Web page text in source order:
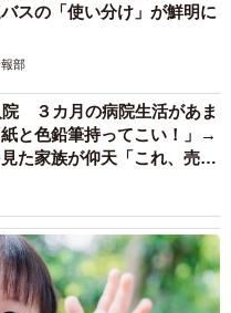
スの「使い分け」が鮮明に
部
院 ３カ月の病院生活があま
と色鉛筆持ってこい！」→
た家族が仰天「これ、売れ